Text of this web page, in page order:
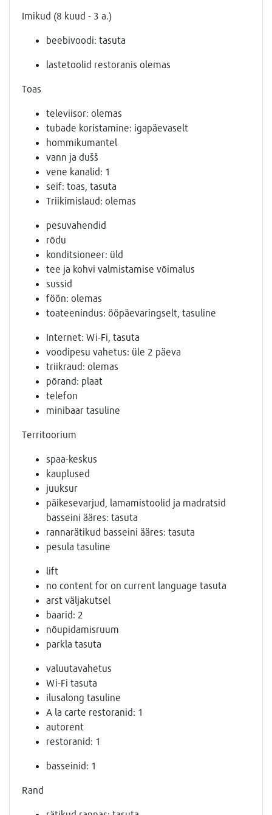
Imikud (8 kuud - 3 a.)
beebivoodi: tasuta
lastetoolid restoranis olemas
Toas
televiisor: olemas
tubade koristamine: igapäevaselt
hommikumantel
vann ja dušš
vene kanalid: 1
seif: toas, tasuta
Triikimislaud: olemas
pesuvahendid
rõdu
konditsioneer: üld
tee ja kohvi valmistamise võimalus
sussid
föön: olemas
toateenindus: ööpäevaringselt, tasuline
Internet: Wi-Fi, tasuta
voodipesu vahetus: üle 2 päeva
triikraud: olemas
põrand: plaat
telefon
minibaar tasuline
Territoorium
spaa-keskus
kauplused
juuksur
päikesevarjud, lamamistoolid ja madratsid
basseini ääres: tasuta
rannarätikud basseini ääres: tasuta
pesula tasuline
lift
no content for on current language tasuta
arst väljakutsel
baarid: 2
nõupidamisruum
parkla tasuta
valuutavahetus
Wi-Fi tasuta
ilusalong tasuline
A la carte restoranid: 1
autorent
restoranid: 1
basseinid: 1
Rand